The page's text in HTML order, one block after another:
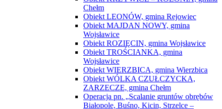
Chełm
Obiekt LEONÓW, gmina Rejowiec
Obiekt MAJDAN NOWY, gmina
Wojsławice
Obiekt ROZIĘCIN, gmina Wojsławice
Obiekt TROŚCIANKA, gmina
Wojsławice
Obiekt WIERZBICA, gmina Wierzbica
Obiekt WÓLKA CZUŁCZYCKA,
ZARZECZE, gmina Chełm
Operacja pn. „Scalanie gruntów obrębów
Białopole, Buśno, Kicin, Strzelce –